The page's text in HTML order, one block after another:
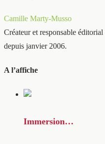
Camille Marty-Musso
Créateur et responsable
depuis janvier 2006.
A l’affiche
Immersion…